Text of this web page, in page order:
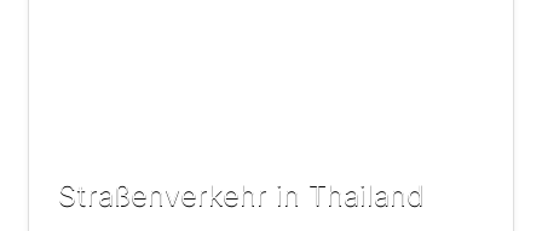
Straßenverkehr in Thailand